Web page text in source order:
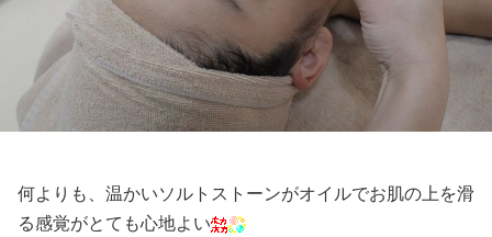
何よりも、温かいソルトストーンがオイルでお肌の上を滑
る感覚がとても心地よい